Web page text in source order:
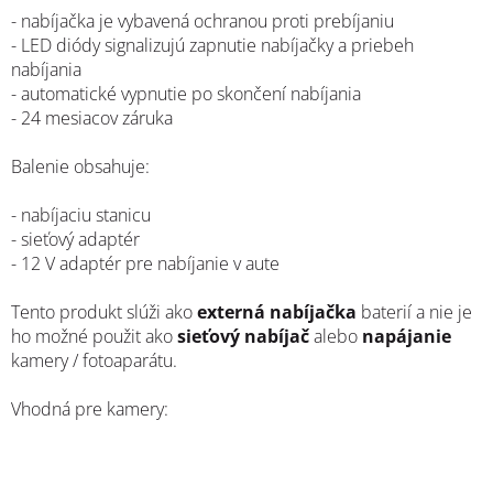
- nabíjačka je vybavená ochranou proti prebíjaniu
- LED diódy signalizujú zapnutie nabíjačky a priebeh
nabíjania
- automatické vypnutie po skončení nabíjania
- 24 mesiacov záruka
Balenie obsahuje:
- nabíjaciu stanicu
- sieťový adaptér
- 12 V adaptér pre nabíjanie v aute
Tento produkt slúži akoexterná nabíjačka baterií a nie je
ho možné použit akosieťový nabíjačalebo napájanie
kamery / fotoaparátu.
Vhodná pre kamery: